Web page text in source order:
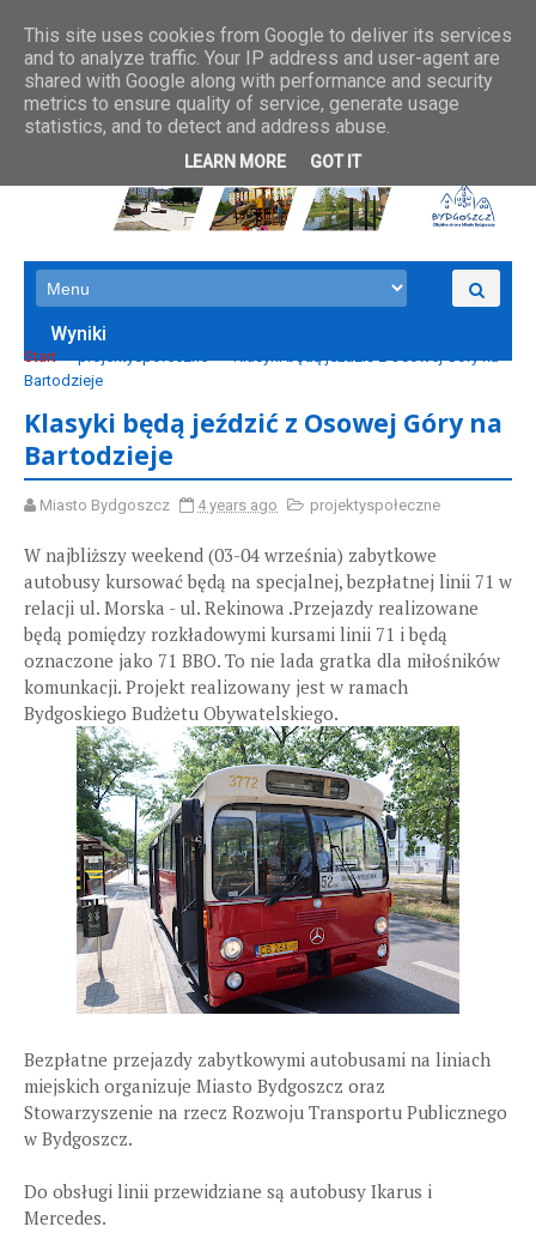
Wyniki
Start projektyspołeczne
Klasyki będą jeździć z Osowej Góry na
Bartodzieje
Klasyki będą jeździć z Osowej Góry na
Bartodzieje
Miasto Bydgoszcz 4 years ago projektyspołeczne
W najbliższy weekend (03-04 września) zabytkowe
autobusy kursować będą na specjalnej, bezpłatnej linii 71 w
relacji ul. Morska - ul. Rekinowa .Przejazdy realizowane
będą pomiędzy rozkładowymi kursami linii 71 i będą
oznaczone jako 71 BBO. To nie lada gratka dla miłośników
komunkacji. Projekt realizowany jest w ramach
Bydgoskiego Budżetu Obywatelskiego.
Bezpłatne przejazdy zabytkowymi autobusami na liniach
miejskich organizuje Miasto Bydgoszcz oraz
Stowarzyszenie na rzecz Rozwoju Transportu Publicznego
w Bydgoszcz.
Do obsługi linii przewidziane są autobusy Ikarus i
Mercedes.
This site uses cookies from Google to deliver its services
and to analyze traffic. Your IP address and user-agent are
shared with Google along with performance and security
metrics to ensure quality of service, generate usage
statistics, and to detect and address abuse.
LEARN MORE GOT IT